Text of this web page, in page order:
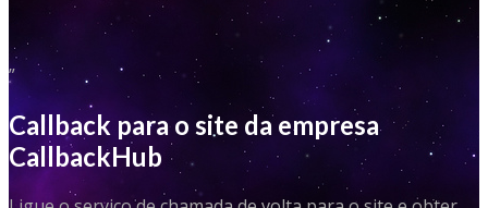
”
Callback para o site da empresa
CallbackHub